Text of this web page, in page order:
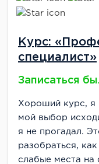
полпути.
Курс:
специалист»
Записаться
Хороший курс, я
мой выбор
я не прогадал.
разобраться,
слабые места на